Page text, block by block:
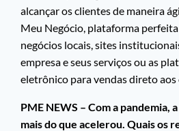
alcançar os clientes de maneira
Meu Negócio, plataforma
negócios locais, sites
empresa e seus serviços ou as
eletrônico para vendas direto aos
PME NEWS – Com a pandemia,
mais do que acelerou. Quais os